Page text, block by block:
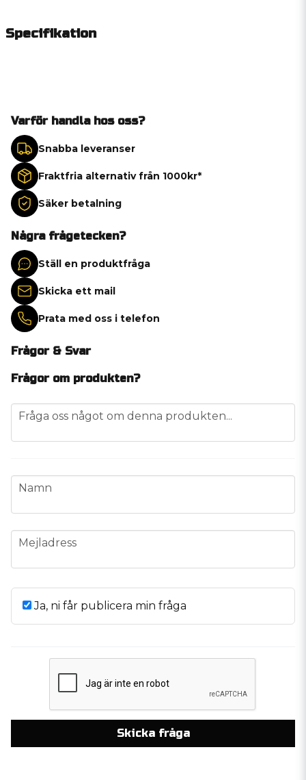
Specifikation
Varför handla hos oss?
Snabba leveranser
Fraktfria alternativ från 1000kr*
Säker betalning
Några frågetecken?
Ställ en produktfråga
Skicka ett mail
Prata med oss i telefon
Frågor & Svar
Frågor om produkten?
question
Fråga oss något om denna produkten...
name
Namn
email
Mejladress
Ja, ni får publicera min fråga
Skicka fråga